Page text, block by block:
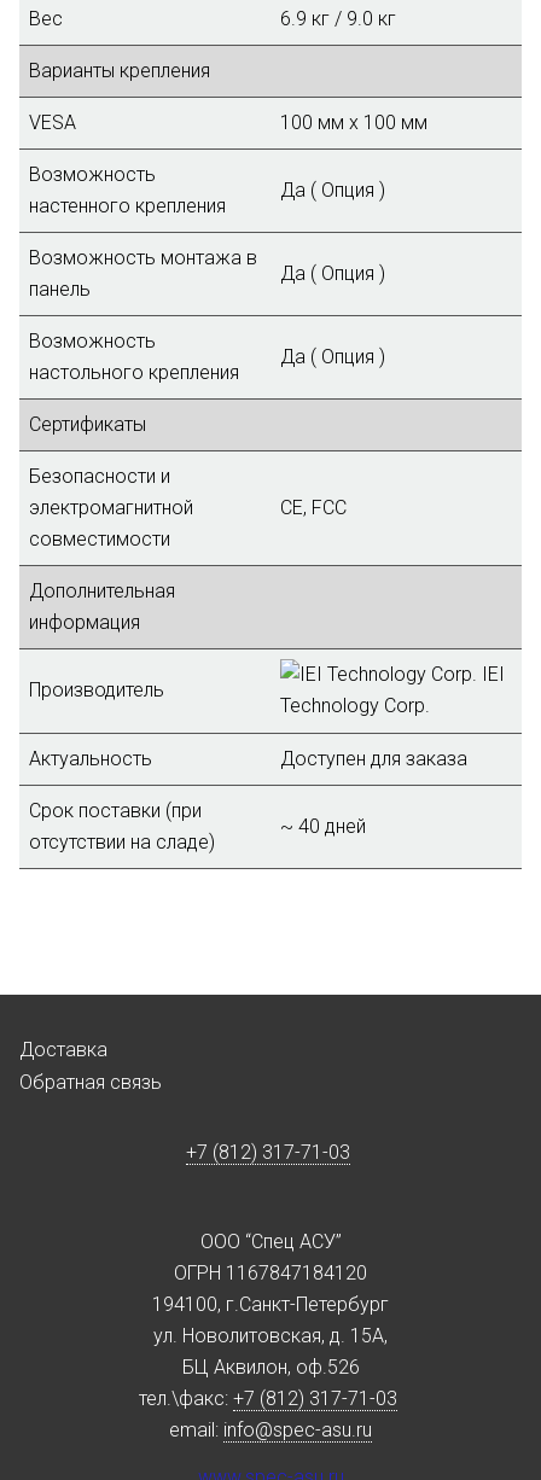
Вес 6.9 кг / 9.0 кг
Варианты крепления
VESA 100 мм x 100 мм
Возможность
настенного крепления
Да ( Опция )
Возможность монтажа в
панель
Да ( Опция )
Возможность
настольного крепления
Да ( Опция )
Сертификаты
Безопасности и
электромагнитной
совместимости
CE, FCC
Дополнительная
информация
Производитель
IEI
Technology Corp.
Актуальность Доступен для заказа
Срок поставки (при
отсутствии на сладе)
~ 40 дней
Доставка
Обратная связь
+7 (812) 317-71-03
ООО “Спец АСУ”
ОГРН 1167847184120
194100, г.Санкт-Петербург
ул. Новолитовская, д. 15А,
БЦ Аквилон, оф.526
тел.\факс: +7 (812) 317-71-03
email: info@spec-asu.ru